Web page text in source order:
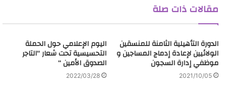
ك
مقالات ذات صلة
الدورة التأهيلية الثامنة للمنسقين
الولائيين لإعادة إدماج المساجين و
موظفي إدارة السجون
2021/10/05
اليوم الإعلامي حول الحملة
التحسيسية تحت شعار “التاجر
الصدوق الأمين “
2022/03/28